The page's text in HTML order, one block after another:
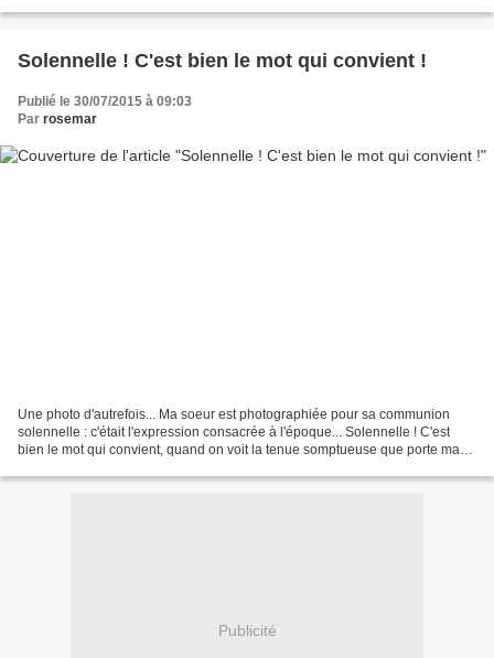
Solennelle ! C'est bien le mot qui convient !
Publié le 30/07/2015 à 09:03
Par rosemar
Une photo d'autrefois... Ma soeur est photographiée pour sa communion
solennelle : c'était l'expression consacrée à l'époque... Solennelle ! C'est
bien le mot qui convient, quand on voit la tenue somptueuse que porte ma
Publicité